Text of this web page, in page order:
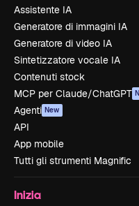
Assistente IA
Generatore di immagini IA
Generatore di video IA
Sintetizzatore vocale IA
Contenuti stock
MCP per Claude/ChatGPT
Agenti New
API
App mobile
Tutti gli strumenti Magnific
Inizia